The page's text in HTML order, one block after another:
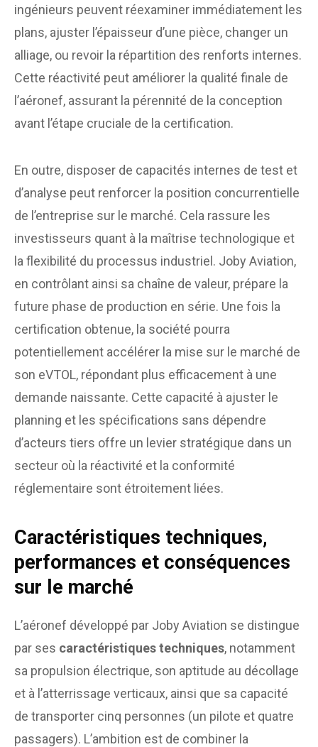
ingénieurs peuvent réexaminer immédiatement les
plans, ajuster l’épaisseur d’une pièce, changer un
alliage, ou revoir la répartition des renforts internes.
Cette réactivité peut améliorer la qualité finale de
l’aéronef, assurant la pérennité de la conception
avant l’étape cruciale de la certification.
En outre, disposer de capacités internes de test et
d’analyse peut renforcer la position concurrentielle
de l’entreprise sur le marché. Cela rassure les
investisseurs quant à la maîtrise technologique et
la flexibilité du processus industriel. Joby Aviation,
en contrôlant ainsi sa chaîne de valeur, prépare la
future phase de production en série. Une fois la
certification obtenue, la société pourra
potentiellement accélérer la mise sur le marché de
son eVTOL, répondant plus efficacement à une
demande naissante. Cette capacité à ajuster le
planning et les spécifications sans dépendre
d’acteurs tiers offre un levier stratégique dans un
secteur où la réactivité et la conformité
réglementaire sont étroitement liées.
Caractéristiques techniques,
performances et conséquences
sur le marché
L’aéronef développé par Joby Aviation se distingue
par ses caractéristiques techniques, notamment
sa propulsion électrique, son aptitude au décollage
et à l’atterrissage verticaux, ainsi que sa capacité
de transporter cinq personnes (un pilote et quatre
passagers). L’ambition est de combiner la